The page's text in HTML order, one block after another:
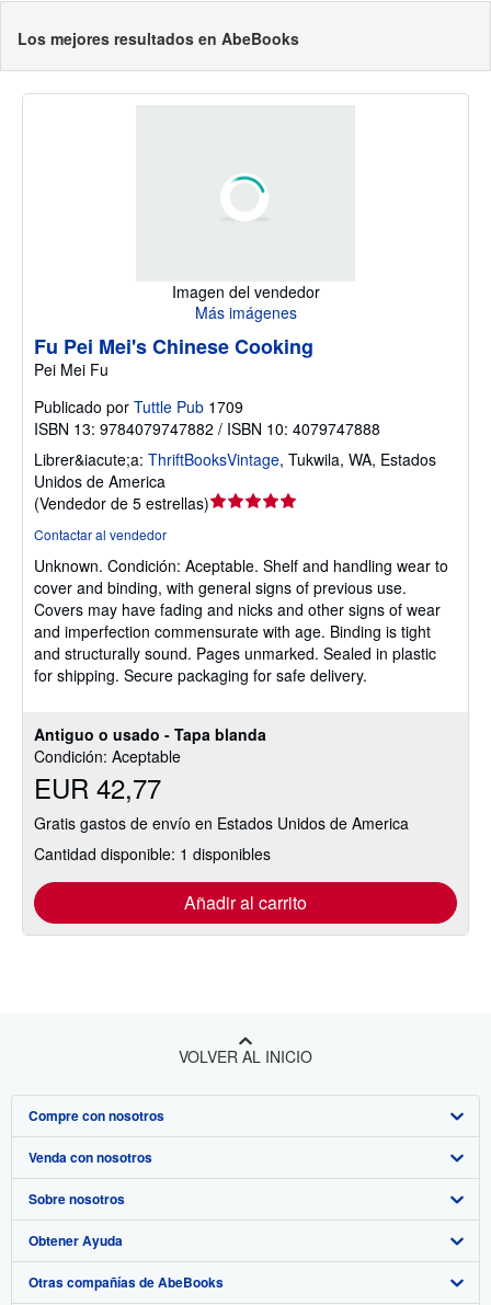
Los mejores resultados en AbeBooks
Imagen del vendedor
Más imágenes
Antiguo o usado - Tapa blanda
Condición: Aceptable
EUR 42,77
Gratis gastos de envío en Estados Unidos de America
Cantidad disponible: 1 disponibles
Añadir al carrito
Fu Pei Mei's Chinese Cooking
Pei Mei Fu
Publicado por Tuttle Pub 1709
ISBN 13: 9784079747882 / ISBN 10: 4079747888
Librer&iacute;a: ThriftBooksVintage, Tukwila, WA, Estados
Unidos de America
(Vendedor de 5 estrellas)Calificación
5
de
5
estrellas
Contactar al vendedor
Unknown. Condición: Aceptable. Shelf and handling wear to
cover and binding, with general signs of previous use.
Covers may have fading and nicks and other signs of wear
and imperfection commensurate with age. Binding is tight
and structurally sound. Pages unmarked. Sealed in plastic
for shipping. Secure packaging for safe delivery.
VOLVER AL INICIO
Compre con nosotros
Búsqueda avanzada
Colecciones
Mi cuenta
Mis pedidos
Venda con nosotros
Comenzar a vender
Únase a nuestro programa de afiliados
Recomiende un vendedor
Sobre nosotros
Sobre IberLibro
Medios
Obtener Ayuda
Preguntas frecuentes y guías
Otras compañías de AbeBooks